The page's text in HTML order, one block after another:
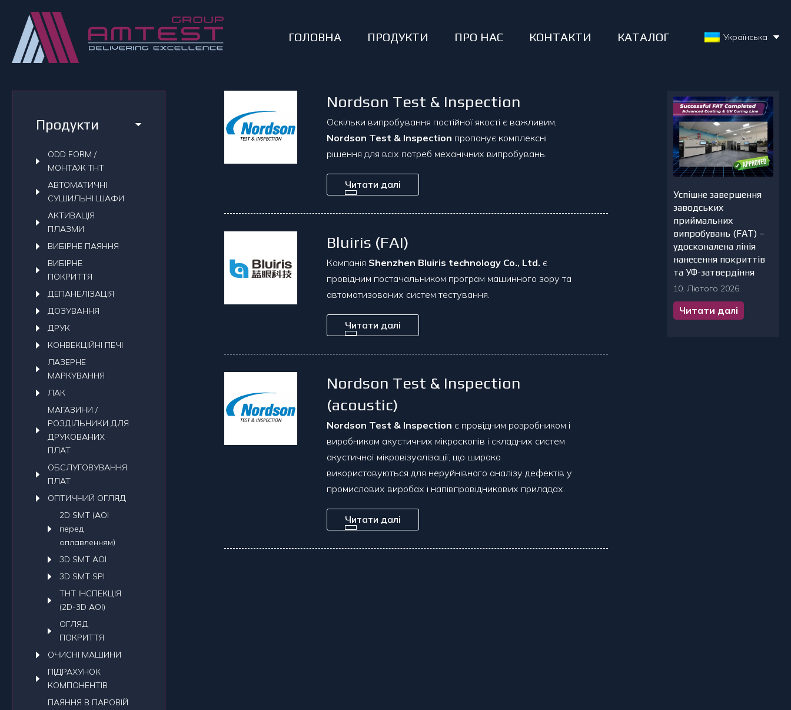
ГОЛОВНА ПРОДУКТИ ПРО НАС КОНТАКТИ КАТАЛОГ Українська
Продукти
ODD FORM /
МОНТАЖ THT
АВТОМАТИЧНI
СУШИЛЬНI ШАФИ
АКТИВАЦІЯ
ПЛАЗМИ
ВИБІРНЕ ПАЯННЯ
ВИБІРНЕ
ПОКРИТТЯ
ДЕПАНЕЛIЗАЦIЯ
ДОЗУВАННЯ
ДРУК
КОНВЕКЦIЙНI ПЕЧI
ЛАЗЕРНЕ
МАРКУВАННЯ
ЛАК
МАГАЗИНИ /
РОЗДІЛЬНИКИ ДЛЯ
ДРУКОВАНИХ
ПЛАТ
ОБСЛУГОВУВАННЯ
ПЛАТ
ОПТИЧНИЙ ОГЛЯД
2D SMT (AOI
перед
оплавленням)
3D SMT AOI
3D SMT SPI
THT ІНСПЕКЦІЯ
(2D-3D AOI)
ОГЛЯД
ПОКРИТТЯ
ОЧИСНI МАШИНИ
ПIДРАХУНОК
КОМПОНЕНТIВ
ПАЯННЯ В ПАРОВІЙ
Nordson Test & Inspection
Оскільки випробування постійної якості є важливим,
Nordson Test & Inspection пропонує комплексні
рішення для всіх потреб механічних випробувань.
Читати далі
Bluiris (FAI)
Компанія Shenzhen Bluiris technology Co., Ltd. є
провідним постачальником програм машинного зору та
автоматизованих систем тестування.
Читати далі
Nordson Test & Inspection
(acoustic)
Nordson Test & Inspection є провідним розробником і
виробником акустичних мікроскопів і складних систем
акустичної мікровізуалізації, що широко
використовуються для неруйнівного аналізу дефектів у
промислових виробах і напівпровідникових приладах.
Читати далі
Успішне завершення
заводських
приймальних
випробувань (FAT) –
удосконалена лінія
нанесення покриттів
та УФ-затвердіння
10. Лютого 2026.
Читати далі